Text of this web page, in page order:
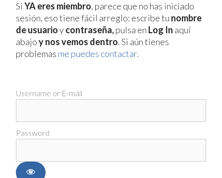
Si YA eres miembro, parece que no has iniciado
sesión, eso tiene fácil arreglo: escribe tu nombre
de usuarioycontraseña,pulsa en Log In aquí
abajoy nos vemos dentro. Si aún tienes
problemas me puedes contactar.
Username or E-mail
Password